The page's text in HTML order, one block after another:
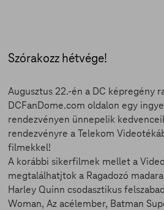
Szórakozz hétvége!
Augusztus 22.-én a DC képregény
DCFanDome.com oldalon egy
rendezvényen ünnepelik
rendezvényre a Telekom
filmekkel!
A korábbi sikerfilmek mellet a
megtalálhatjtok a Ragadozó
Harley Quinn csodasztikus
Woman, Az acélember, Batman